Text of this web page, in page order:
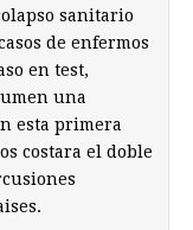
sanitario
de enfermos
en test,
una
esta primera
costara el doble